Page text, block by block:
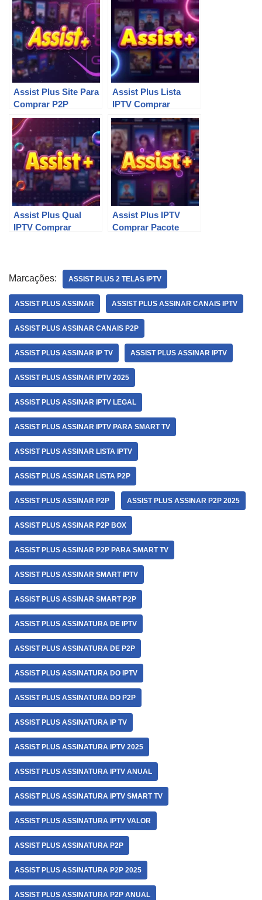
Assist Plus Site Para
Comprar P2P
Assist Plus Lista
IPTV Comprar
Assist Plus Qual
IPTV Comprar
Assist Plus IPTV
Comprar Pacote
Marcações: ASSIST PLUS 2 TELAS IPTV
ASSIST PLUS ASSINAR ASSIST PLUS ASSINAR CANAIS IPTV
ASSIST PLUS ASSINAR CANAIS P2P
ASSIST PLUS ASSINAR IP TV ASSIST PLUS ASSINAR IPTV
ASSIST PLUS ASSINAR IPTV 2025
ASSIST PLUS ASSINAR IPTV LEGAL
ASSIST PLUS ASSINAR IPTV PARA SMART TV
ASSIST PLUS ASSINAR LISTA IPTV
ASSIST PLUS ASSINAR LISTA P2P
ASSIST PLUS ASSINAR P2P ASSIST PLUS ASSINAR P2P 2025
ASSIST PLUS ASSINAR P2P BOX
ASSIST PLUS ASSINAR P2P PARA SMART TV
ASSIST PLUS ASSINAR SMART IPTV
ASSIST PLUS ASSINAR SMART P2P
ASSIST PLUS ASSINATURA DE IPTV
ASSIST PLUS ASSINATURA DE P2P
ASSIST PLUS ASSINATURA DO IPTV
ASSIST PLUS ASSINATURA DO P2P
ASSIST PLUS ASSINATURA IP TV
ASSIST PLUS ASSINATURA IPTV 2025
ASSIST PLUS ASSINATURA IPTV ANUAL
ASSIST PLUS ASSINATURA IPTV SMART TV
ASSIST PLUS ASSINATURA IPTV VALOR
ASSIST PLUS ASSINATURA P2P
ASSIST PLUS ASSINATURA P2P 2025
ASSIST PLUS ASSINATURA P2P ANUAL